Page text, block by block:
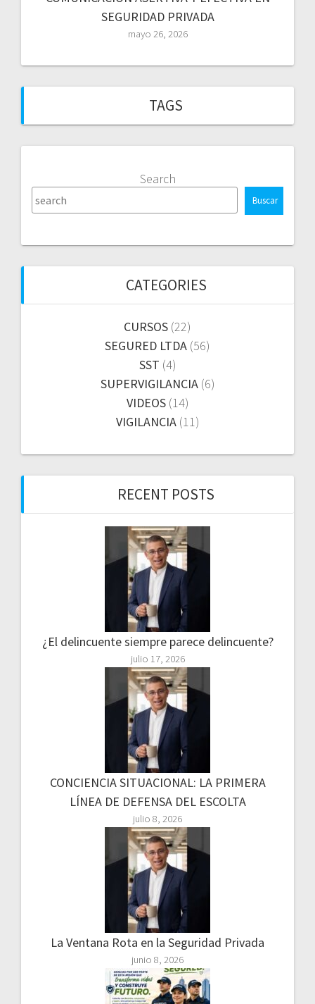
SEGURIDAD PRIVADA
mayo 26, 2026
TAGS
Search
Buscar
CATEGORIES
CURSOS (22)
SEGURED LTDA (56)
SST (4)
SUPERVIGILANCIA(6)
VIDEOS(14)
VIGILANCIA(11)
RECENT POSTS
¿El delincuente siempre parece delincuente?
julio 17, 2026
CONCIENCIA SITUACIONAL: LA PRIMERA
LÍNEA DE DEFENSA DEL ESCOLTA
julio 8, 2026
La Ventana Rota en la Seguridad Privada
junio 8, 2026